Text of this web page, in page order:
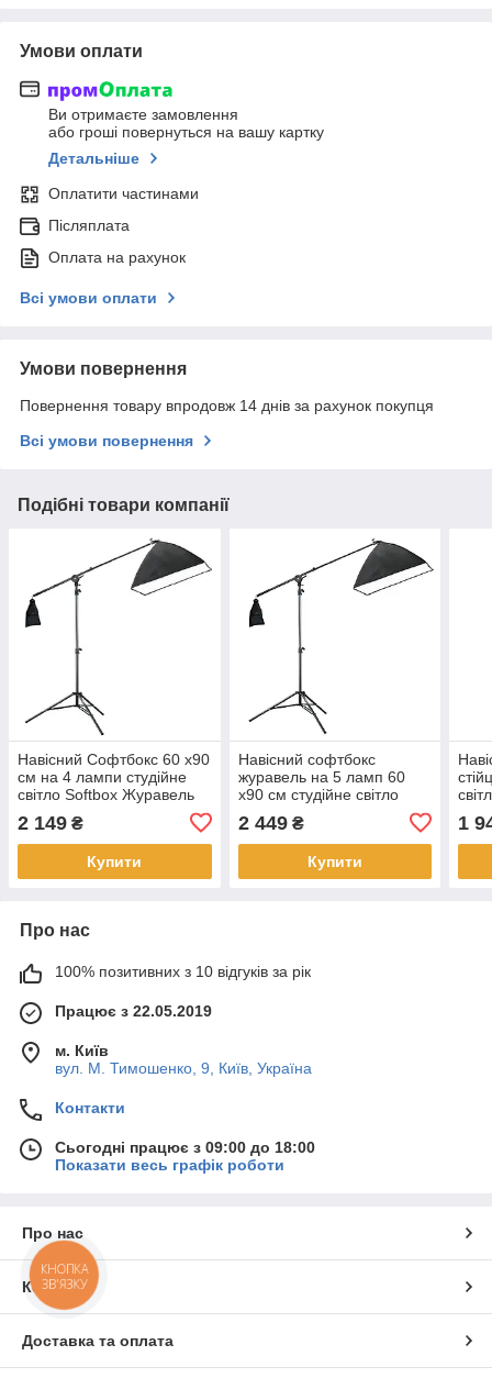
Умови оплати
Ви отримаєте замовлення
або гроші повернуться на вашу картку
Детальніше
Оплатити частинами
Післяплата
Оплата на рахунок
Всі умови оплати
Умови повернення
Повернення товару впродовж 14 днів за рахунок покупця
Всі умови повернення
Подібні товари компанії
Навісний Софтбокс 60 х90
см на 4 лампи студійне
світло Softbox Журавель
2 149 ₴
Купити
Навісний софтбокс
журавель на 5 ламп 60
х90 см студійне світло
2 449₴
Купити
1
Про нас
100% позитивних з 10 відгуків за рік
Працює з 22.05.2019
м. Київ
вул. М. Тимошенко, 9, Київ, Україна
Контакти
Сьогодні працює з 09:00 до 18:00
Показати весь графік роботи
Про нас
Контакти
Доставка та оплата
КНОПКА
ЗВ'ЯЗКУ